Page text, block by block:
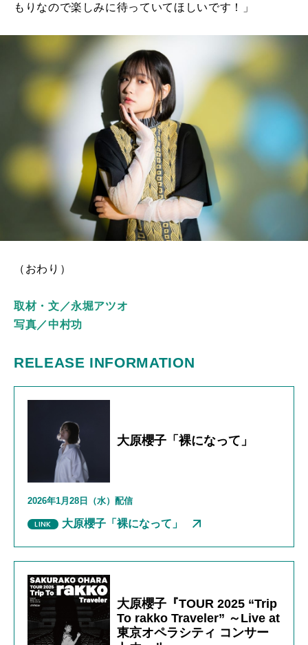
もりなので楽しみに待っていてほしいです！」
（おわり）
取材・文／永堀アツオ
写真／中村功
RELEASE INFORMATION
大原櫻子「裸になって」
2026年1月28日（水）配信
大原櫻子「裸になって」
大原櫻子『TOUR 2025 “Trip
To rakko Traveler” ～Live at
東京オペラシティ コンサー